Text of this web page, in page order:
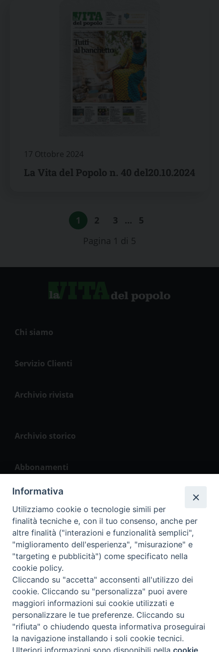
17 Ottobre 2024
La Vita del Popolo n. 40 del20.10.2024
1 2 3 …
5
Pagina 1 di 5
Chi siamo
Servizio Clienti
Archivio rivista
Archivio storico
Abbonamenti
La Vita del Popolo
Seguici
2023 2018 La Vita del Popolo Srl – P.IVA 04911700260
Privacy Policy Cookie Policy
Informativa
Utilizziamo cookie o tecnologie simili per
finalità tecniche e, con il tuo consenso, anche per
altre finalità ("interazioni e funzionalità semplici",
"miglioramento dell'esperienza", "misurazione" e
"targeting e pubblicità") come specificato nella
cookie policy.
Cliccando su "accetta" acconsenti all'utilizzo dei
cookie. Cliccando su "personalizza" puoi avere
maggiori informazioni sui cookie utilizzati e
personalizzare le tue preferenze. Cliccando su
"rifiuta" o chiudendo questa informativa proseguirai
la navigazione installando i soli cookie tecnici.